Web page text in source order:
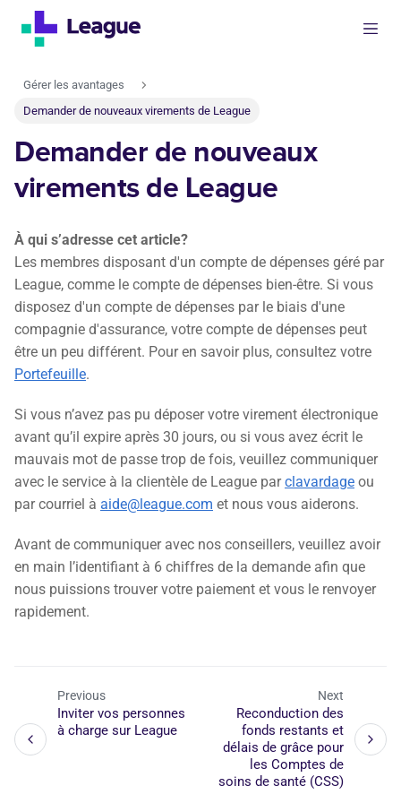
Gérer les avantages
Demander de nouveaux virements de League
Demander de nouveaux
virements de League
À qui s’adresse cet article?
Les membres disposant d'un compte de dépenses géré par
League, comme le compte de dépenses bien-être. Si vous
disposez d'un compte de dépenses par le biais d'une
compagnie d'assurance, votre compte de dépenses peut
être un peu différent. Pour en savoir plus, consultez votre
Portefeuille.
Si vous n’avez pas pu déposer votre virement électronique
avant qu’il expire après 30 jours, ou si vous avez écrit le
mauvais mot de passe trop de fois, veuillez communiquer
avec le service à la clientèle de League parclavardage ou
par courriel à aide@league.com et nous vous aiderons.
Avant de communiquer avec nos conseillers, veuillez avoir
en main l’identifiant à 6 chiffres de la demande afin que
nous puissions trouver votre paiement et vous le renvoyer
rapidement.
Previous
Inviter vos personnes
à charge sur League
Next
Reconduction des
fonds restants et
délais de grâce pour
les Comptes de
soins de santé (CSS)